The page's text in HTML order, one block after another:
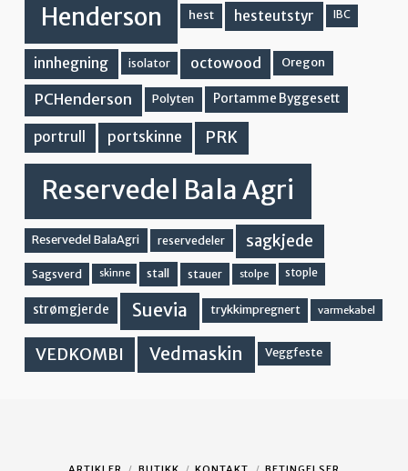
Henderson hest hesteutstyr IBC
innhegning isolator octowood Oregon
PCHenderson Polyten Portamme Byggesett
portrull portskinne PRK
Reservedel Bala Agri
Reservedel BalaAgri reservedeler sagkjede
Sagsverd skinne stall stauer stolpe stople
strømgjerde Suevia trykkimpregnert varmekabel
VEDKOMBI Vedmaskin Veggfeste